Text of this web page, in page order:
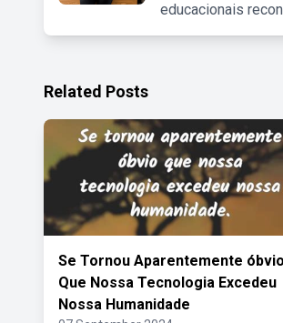
educacionais
Related Posts
Se Tornou Aparentemente óbvio
Que Nossa Tecnologia Excedeu
Nossa Humanidade